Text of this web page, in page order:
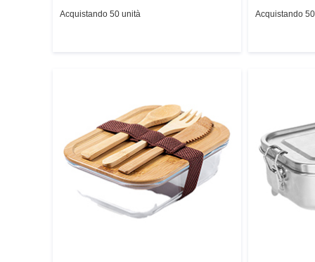
Acquistando 50 unità Acquistando